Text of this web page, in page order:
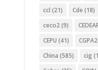
ccl (21) Cde (18)
ceco2(9)
CEPU (41) CGPA2
China (585) cig